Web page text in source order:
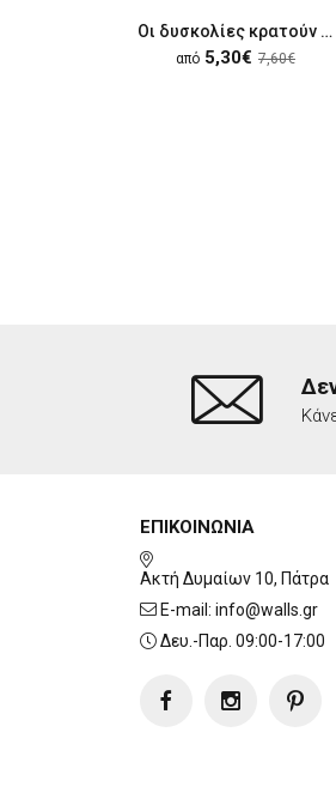
Οι δυσκολίες κρατούν για λίγο
από 5,30€ 7,60€
ΕΠΙΚΟΙΝΩΝΙΑ
Ακτή Δυμαίων 10, Πάτρα
E-mail: info@walls.gr
Δευ.-Παρ. 09:00-17:00